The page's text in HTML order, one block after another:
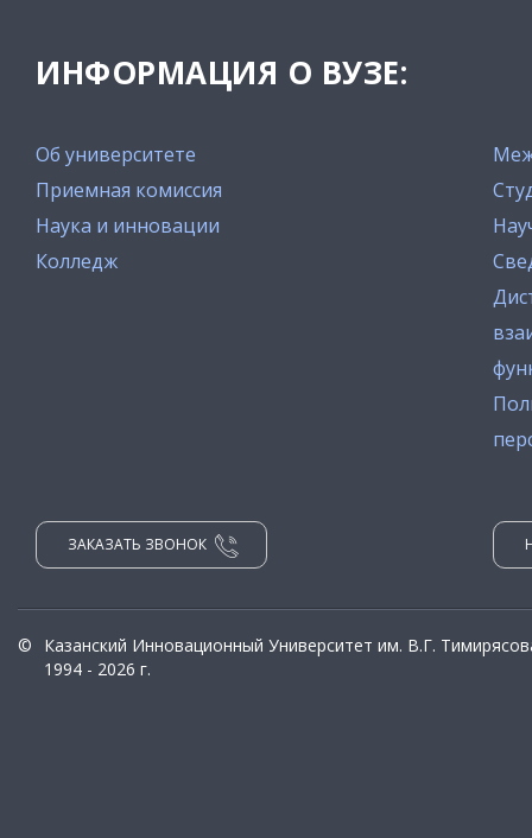
ИНФОРМАЦИЯ О ВУЗЕ:
Об университете
Приемная комиссия
Наука и инновации
Колледж
ЗАКАЗАТЬ ЗВОНОК
©
Казанский Инновационный Университет им. В.Г.
1994 - 2026 г.